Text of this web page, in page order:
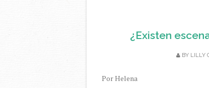
¿Existen
BY LILLY
Por Helena